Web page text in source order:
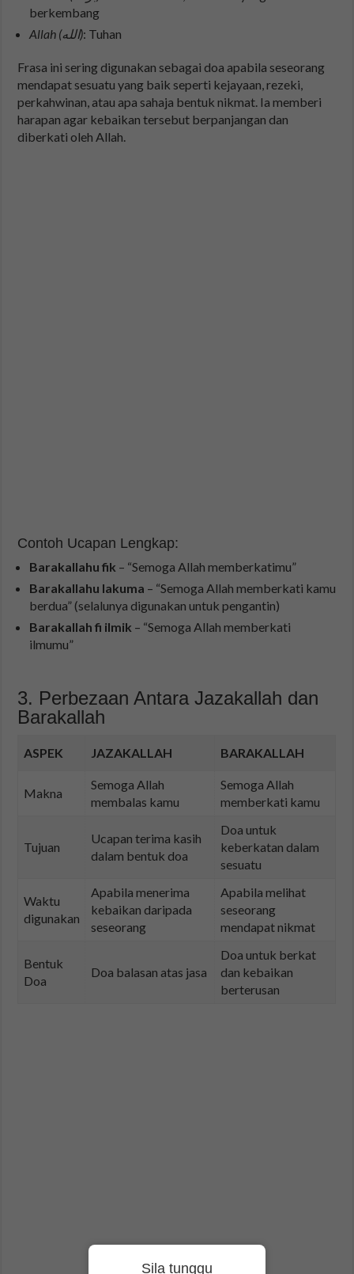
berkembang
Allah (الله): Tuhan
Frasa ini sering digunakan sebagai doa apabila seseorang
mendapat sesuatu yang baik seperti kejayaan, rezeki,
perkahwinan, atau apa sahaja bentuk nikmat. Ia memberi
harapan agar kebaikan tersebut berpanjangan dan
diberkati oleh Allah.
Contoh Ucapan Lengkap:
Barakallahu fik – “Semoga Allah memberkatimu”
Barakallahu lakuma – “Semoga Allah memberkati kamu
berdua” (selalunya digunakan untuk pengantin)
Barakallah fi ilmik – “Semoga Allah memberkati
ilmumu”
3. Perbezaan Antara Jazakallah dan
Barakallah
ASPEK JAZAKALLAH BARAKALLAH
Makna
Semoga Allah
membalas kamu
Semoga Allah
memberkati kamu
Tujuan
Ucapan terima kasih
dalam bentuk doa
Doa untuk
keberkatan dalam
sesuatu
Waktu
digunakan
Apabila menerima
kebaikan daripada
seseorang
Apabila melihat
seseorang
mendapat nikmat
Bentuk
Doa
Doa balasan atas jasa
Doa untuk berkat
dan kebaikan
berterusan
Sila tunggu